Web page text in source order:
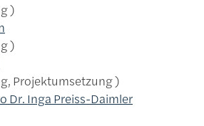
Projektumsetzung
Dr. Inga Preiss-Daimler